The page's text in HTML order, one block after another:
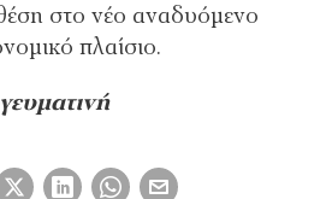
στο νέο αναδυόµενο
πλαίσιο.